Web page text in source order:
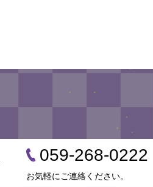
059-268-0222
お気軽にご連絡ください。